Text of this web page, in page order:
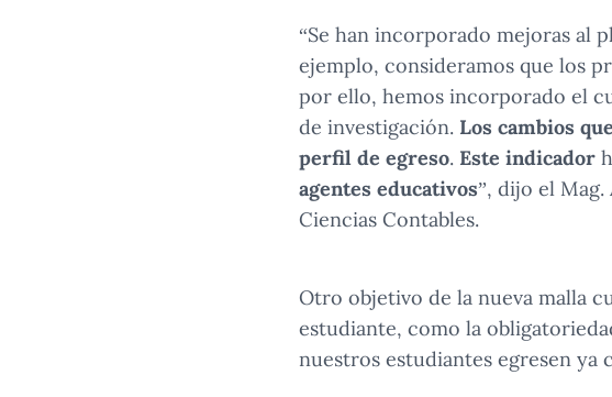
“Se han incorporado mejoras al
ejemplo, consideramos que los
por ello, hemos incorporado el
de investigación. Los cambios
perfil de egreso. Este indicador h
agentes educativos”, dijo el
Ciencias Contables.
Otro objetivo de la nueva malla
estudiante, como la
nuestros estudiantes egresen ya